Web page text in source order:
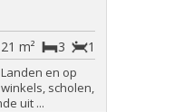
1
3
m²
en op
scholen,
uit ...